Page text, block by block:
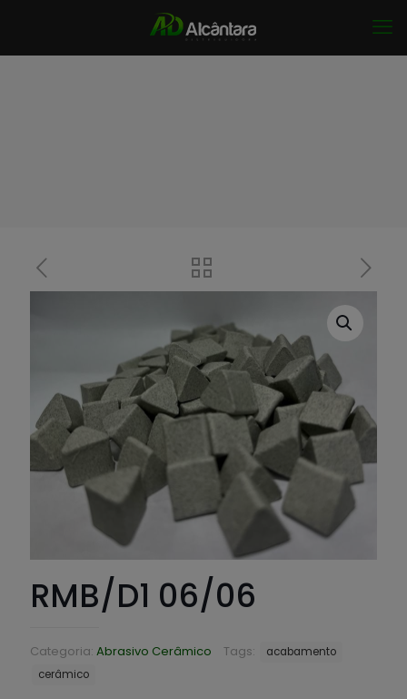
RMB/D1 06/06
Categoria: Abrasivo Cerâmico Tags:
acabamento
cerâmico